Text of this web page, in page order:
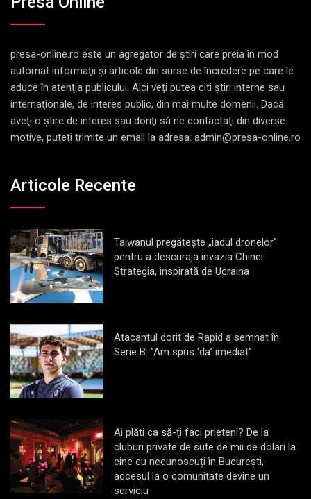
presa-online.ro este un agregator de ştiri care preia în mod
automat informaţii şi articole din surse de încredere pe care le
aduce în atenţia publicului. Aici veţi putea citi ştiri interne sau
internaţionale, de interes public, din mai multe domenii. Dacă
aveţi o ştire de interes sau doriţi să ne contactaţi din diverse
motive, puteţi trimite un email la adresa: admin@presa-online.ro
Articole Recente
Taiwanul pregătește „iadul dronelor”
pentru a descuraja invazia Chinei.
Strategia, inspirată de Ucraina
Atacantul dorit de Rapid a semnat în
Serie B: ”Am spus ‘da’ imediat”
Ai plăti ca să-ți faci prieteni? De la
cluburi private de sute de mii de dolari la
cine cu necunoscuți în București,
accesul la o comunitate devine un
serviciu